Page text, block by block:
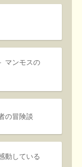
マンモスの
の冒険談
動している